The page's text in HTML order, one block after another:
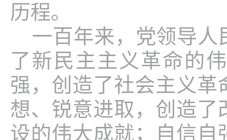
历程。
一百年来，党领导
了新民主主义革命的
强，创造了社会主义
想、锐意进取，创造
设的伟大成就；自信